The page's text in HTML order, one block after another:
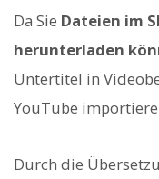
Da Sie Dateien im
herunterladen
Untertitel in
YouTube
Durch die